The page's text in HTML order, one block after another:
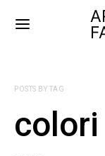
POSTS BY TAG